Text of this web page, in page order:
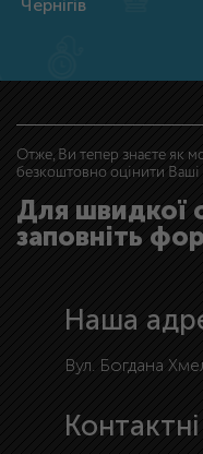
Чернігів
Отже, Ви тепер знаєте як
безкоштовно оцінити
Для швидкої
заповніть
Наша
Вул. Богдана